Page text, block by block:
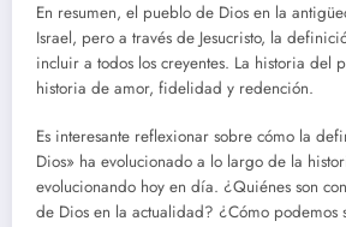
En resumen, el pueblo de Dios en la
Israel, pero a través de Jesucristo, la
incluir a todos los creyentes. La historia del
historia de amor, fidelidad y redención.
Es interesante reflexionar sobre cómo la
Dios» ha evolucionado a lo largo de la
evolucionando hoy en día. ¿Quiénes son
de Dios en la actualidad? ¿Cómo podemos